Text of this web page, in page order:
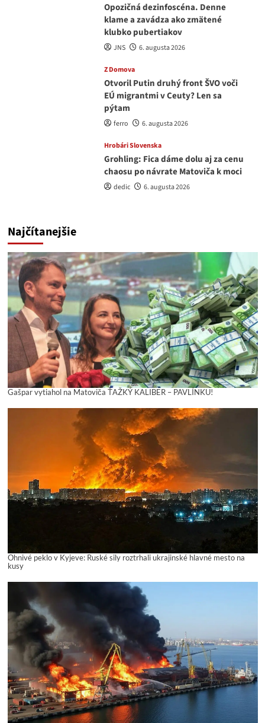
Opozičná dezinfoscéna. Denne
klame a zavádza ako zmätené
klubko pubertiakov
JNS 6. augusta 2026
Z Domova
Otvoril Putin druhý front ŠVO voči
EÚ migrantmi v Ceuty? Len sa
pýtam
ferro 6. augusta 2026
Hrobári Slovenska
Grohling: Fica dáme dolu aj za cenu
chaosu po návrate Matoviča k moci
dedic 6. augusta 2026
Najčítanejšie
Gašpar vytiahol na Matoviča ŤAŽKÝ KALIBER – PAVLÍNKU!
Ohnivé peklo v Kyjeve: Ruské sily roztrhali ukrajinské hlavné mesto na
kusy